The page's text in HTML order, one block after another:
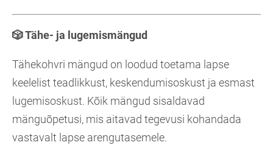
🎲Tähe- ja lugemismängud
Tähekohvri mängud on loodud toetama lapse
keelelist teadlikkust, keskendumisoskust ja esmast
lugemisoskust. Kõik mängud sisaldavad
mänguõpetusi, mis aitavad tegevusi kohandada
vastavalt lapse arengutasemele.